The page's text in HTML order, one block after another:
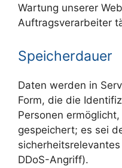
Wartung unserer
Auftragsverarbeiter
Speicherdauer
Daten werden in
Form, die die
Personen
gespeichert; es sei
DDoS-Angriff).